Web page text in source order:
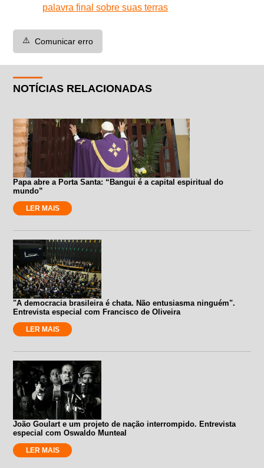
palavra final sobre suas terras
⚠️ Comunicar erro
NOTÍCIAS RELACIONADAS
Papa abre a Porta Santa: “Bangui é a capital espiritual do
mundo”
LER MAIS
"A democracia brasileira é chata. Não entusiasma ninguém".
Entrevista especial com Francisco de Oliveira
LER MAIS
João Goulart e um projeto de nação interrompido. Entrevista
especial com Oswaldo Munteal
LER MAIS